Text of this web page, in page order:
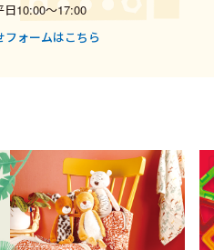
日10:00〜17:00
フォームはこちら